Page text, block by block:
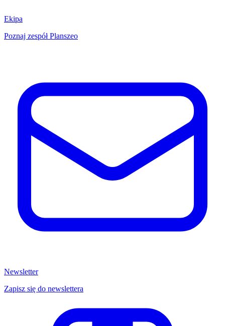
Ekipa
Poznaj zespół Planszeo
Newsletter
Zapisz się do newslettera